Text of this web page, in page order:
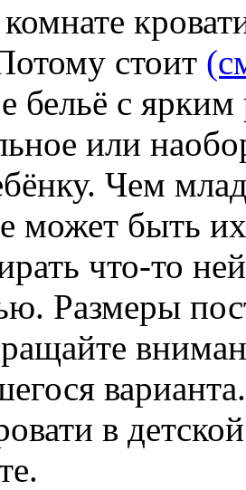
стоит
бельё с
или
Чем
может быть
что-то
Размеры
в